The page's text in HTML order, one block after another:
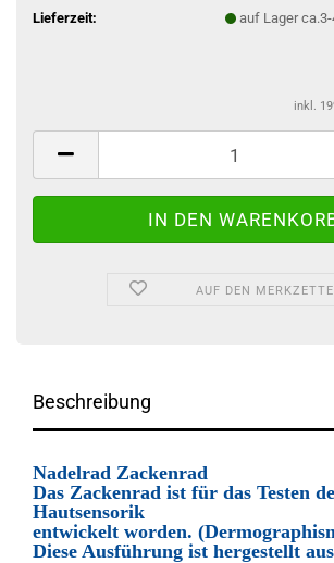
Lieferzeit:
auf Lager
inkl.
AUF DEN
Beschreibung
Nadelrad Zackenrad
Das Zackenrad ist für das Testen
Hautsensorik
entwickelt worden.
Diese Ausführung ist hergestellt